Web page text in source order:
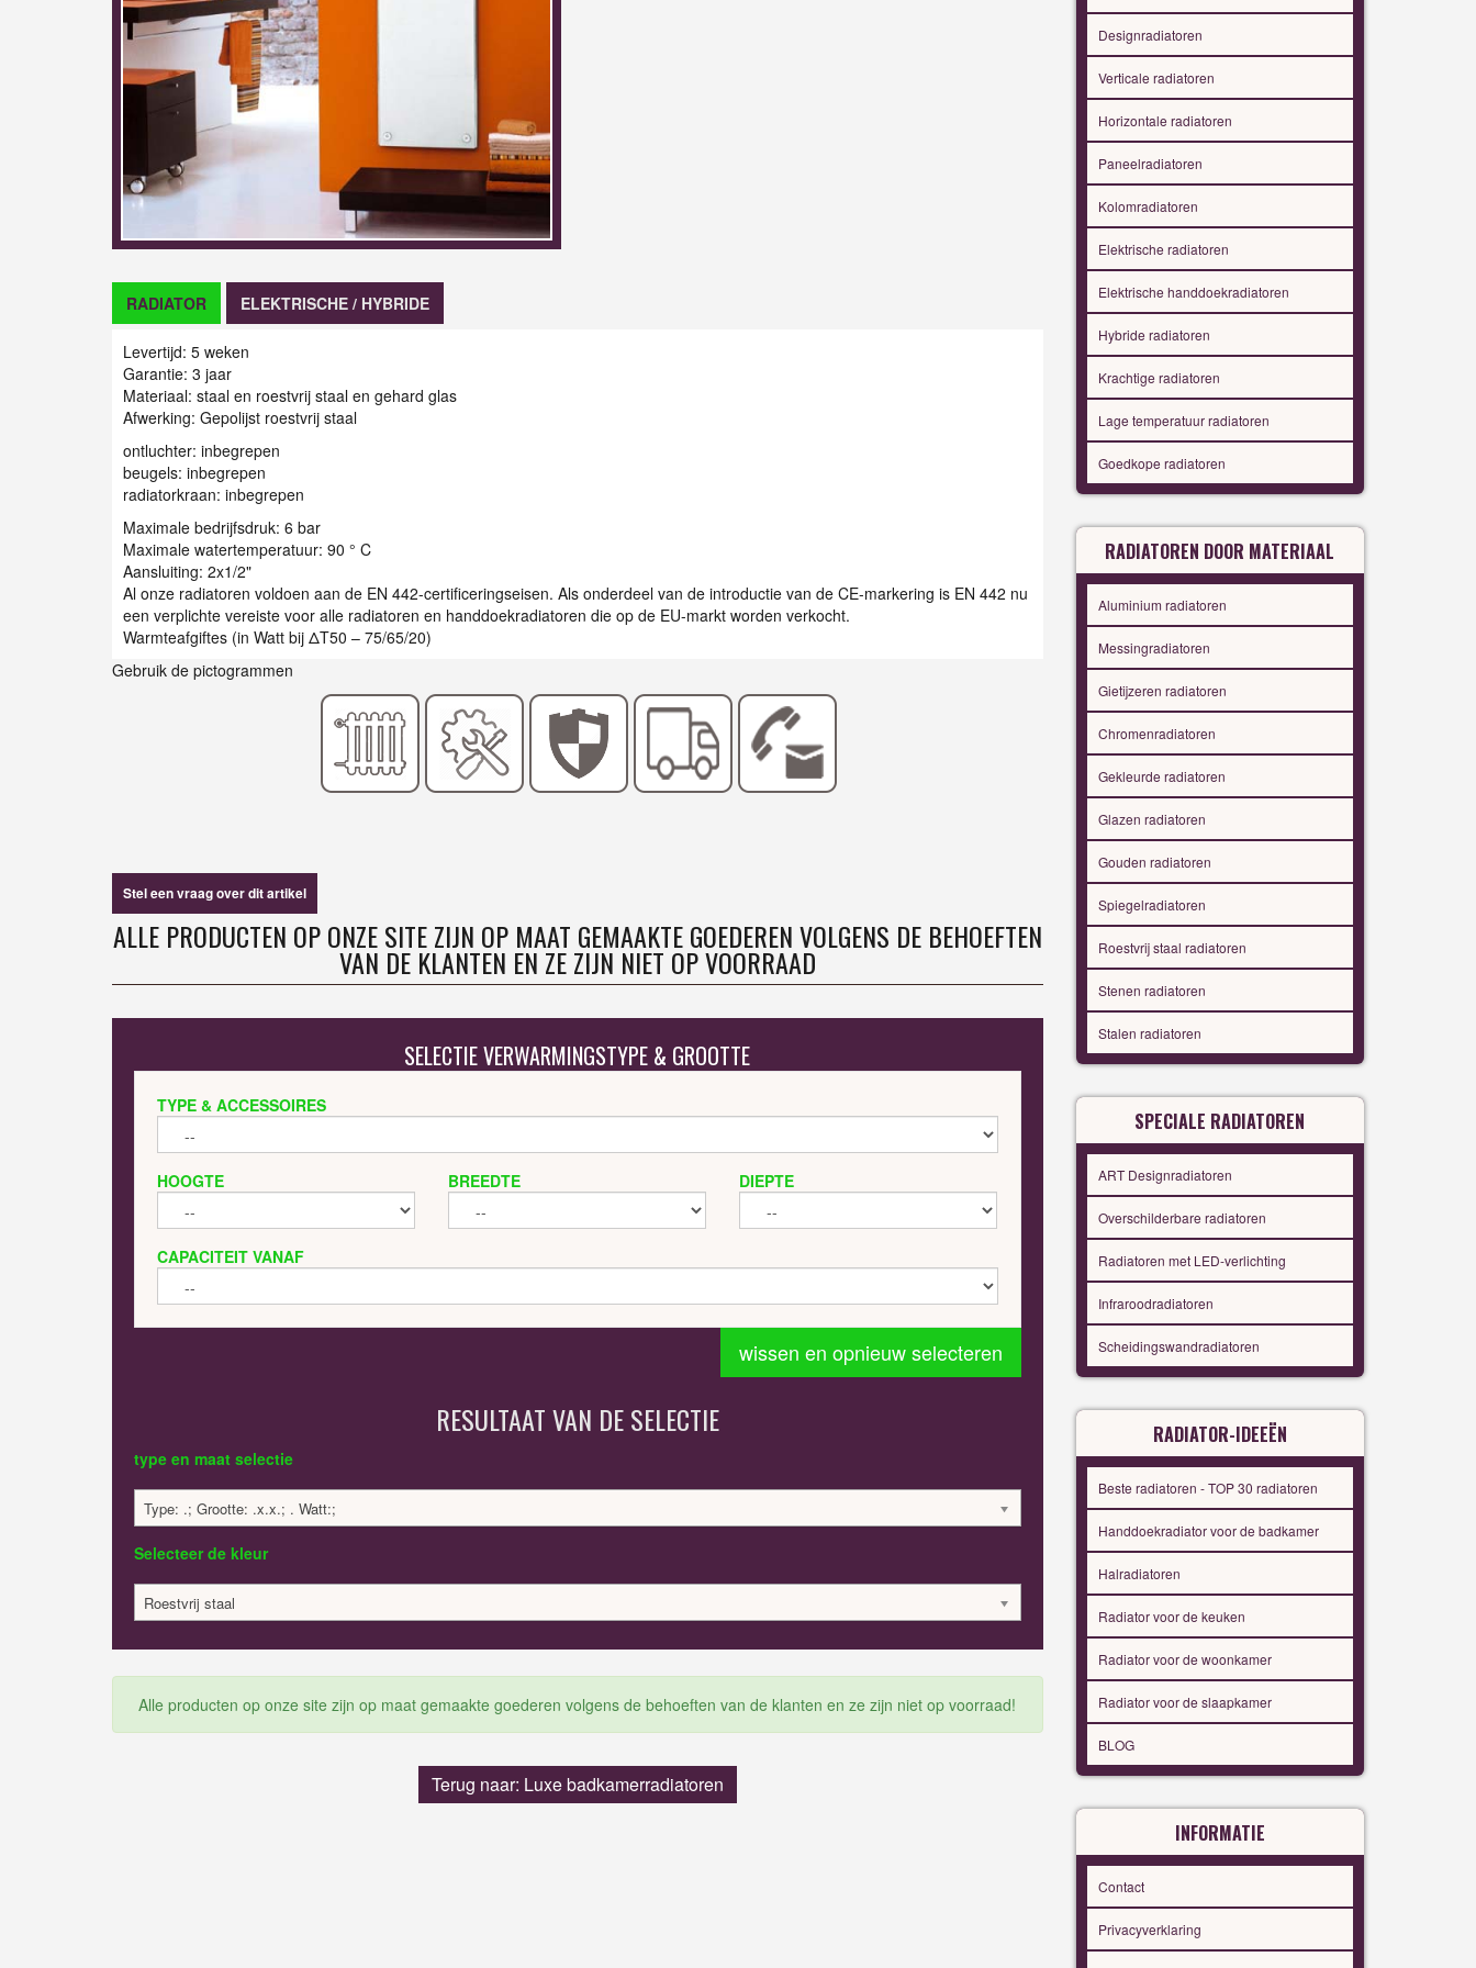
RADIATOR ELEKTRISCHE / HYBRIDE
Levertijd: 5 weken
Garantie: 3 jaar
Materiaal: staal en roestvrij staal en gehard glas
Afwerking: Gepolijst roestvrij staal
ontluchter: inbegrepen
beugels: inbegrepen
radiatorkraan: inbegrepen
Maximale bedrijfsdruk: 6 bar
Maximale watertemperatuur: 90 ° C
Aansluiting: 2x1/2"
Al onze radiatoren voldoen aan de EN 442-certificeringseisen. Als onderdeel van de introductie van de CE-markering is EN 442 nu
een verplichte vereiste voor alle radiatoren en handdoekradiatoren die op de EU-markt worden verkocht.
Warmteafgiftes (in Watt bij ΔT50 – 75/65/20)
Gebruik de pictogrammen
Stel een vraag over dit artikel
ALLE PRODUCTEN OP ONZE SITE ZIJN OP MAAT GEMAAKTE GOEDEREN VOLGENS DE BEHOEFTEN
VAN DE KLANTEN EN ZE ZIJN NIET OP VOORRAAD
SELECTIE VERWARMINGSTYPE & GROOTTE
TYPE & ACCESSOIRES
HOOGTE BREEDTE DIEPTE
CAPACITEIT VANAF
wissen en opnieuw selecteren
RESULTAAT VAN DE SELECTIE
type en maat selectie
Type: .; Grootte: .x.x.; . Watt:;
Selecteer de kleur
Roestvrij staal
Alle producten op onze site zijn op maat gemaakte goederen volgens de behoeften van de klanten en ze zijn niet op voorraad!
Terug naar: Luxe badkamerradiatoren
Designradiatoren
Verticale radiatoren
Horizontale radiatoren
Paneelradiatoren
Kolomradiatoren
Elektrische radiatoren
Elektrische handdoekradiatoren
Hybride radiatoren
Krachtige radiatoren
Lage temperatuur radiatoren
Goedkope radiatoren
RADIATOREN DOOR MATERIAAL
Aluminium radiatoren
Messingradiatoren
Gietijzeren radiatoren
Chromenradiatoren
Gekleurde radiatoren
Glazen radiatoren
Gouden radiatoren
Spiegelradiatoren
Roestvrij staal radiatoren
Stenen radiatoren
Stalen radiatoren
SPECIALE RADIATOREN
ART Designradiatoren
Overschilderbare radiatoren
Radiatoren met LED-verlichting
Infraroodradiatoren
Scheidingswandradiatoren
RADIATOR-IDEEËN
Beste radiatoren - TOP 30 radiatoren
Handdoekradiator voor de badkamer
Halradiatoren
Radiator voor de keuken
Radiator voor de woonkamer
Radiator voor de slaapkamer
BLOG
INFORMATIE
Contact
Privacyverklaring